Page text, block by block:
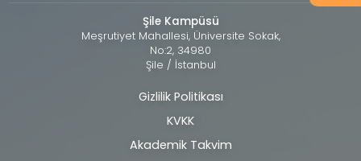
Şile Kampüsü
Meşrutiyet Mahallesi, Üniversite Sokak,
No:2, 34980
Şile / İstanbul
Alt
bilgi
Gizlilik Politikası
KVKK
Akademik Takvim